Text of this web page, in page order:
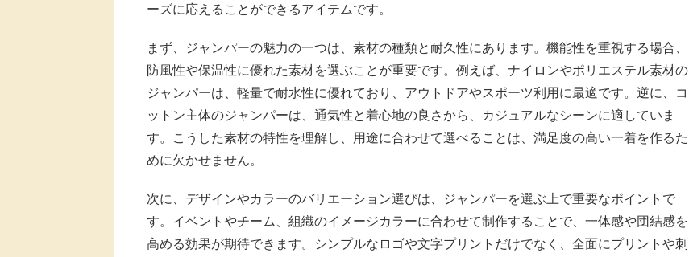
ーズに応えることができるアイテムです。
まず、ジャンパーの魅力の一つは、素材の種類と耐久性にあります。機能性を重視する場合、
防風性や保温性に優れた素材を選ぶことが重要です。例えば、ナイロンやポリエステル素材の
ジャンパーは、軽量で耐水性に優れており、アウトドアやスポーツ利用に最適です。逆に、コ
ットン主体のジャンパーは、通気性と着心地の良さから、カジュアルなシーンに適していま
す。こうした素材の特性を理解し、用途に合わせて選べることは、満足度の高い一着を作るた
めに欠かせません。
次に、デザインやカラーのバリエーション選びは、ジャンパーを選ぶ上で重要なポイントで
す。イベントやチーム、組織のイメージカラーに合わせて制作することで、一体感や団結感を
高める効果が期待できます。シンプルなロゴや文字プリントだけでなく、全面にプリントや刺